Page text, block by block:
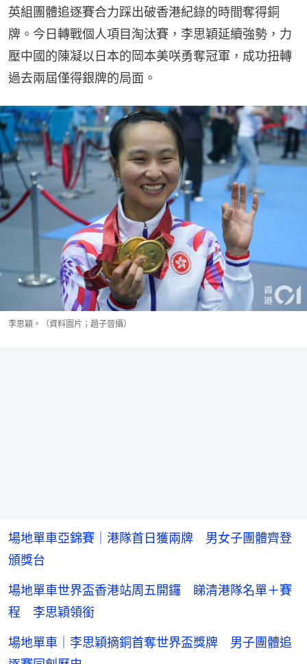
英組團體追逐賽合力踩出破香港紀錄的時間奪得銅
牌。今日轉戰個人項目淘汰賽，李思穎延續強勢，力
壓中國的陳凝以日本的岡本美咲勇奪冠軍，成功扭轉
過去兩屆僅得銀牌的局面。
李思穎。（資料圖片；趙子晉攝）
場地單車亞錦賽｜港隊首日獲兩牌 男女子團體齊登
頒獎台
場地單車世界盃香港站周五開鑼 睇清港隊名單＋賽
程 李思穎領銜
場地單車｜李思穎摘銅首奪世界盃獎牌 男子團體追